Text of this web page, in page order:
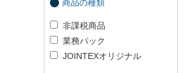
商品の種類
非課税商品
業務パック
JOINTEXオリジナル